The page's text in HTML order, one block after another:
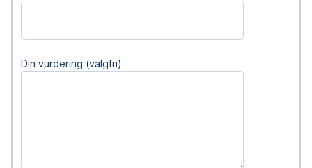
Din vurdering (valgfri)